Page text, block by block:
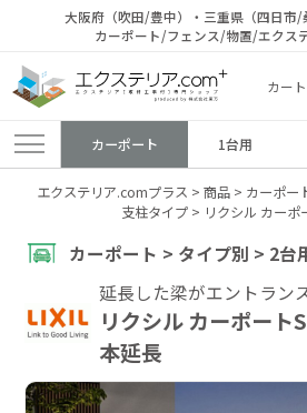
大阪府（吹田/豊中）・三重県（四日市
カーポート/フェンス/物置/エクス
カート
カーポート 1台用
エクステリア.comプラス > 商品> カーポー
支柱タイプ> リクシル カー
カーポート > タイプ別 > 2台
延長した梁がエントラン
リクシル カーポート
本延長